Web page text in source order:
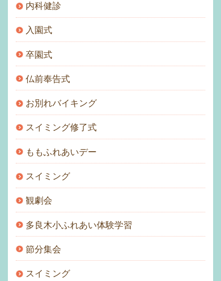
内科健診
入園式
卒園式
仏前奉告式
お別れバイキング
スイミング修了式
ももふれあいデー
スイミング
観劇会
多良木小ふれあい体験学習
節分集会
スイミング